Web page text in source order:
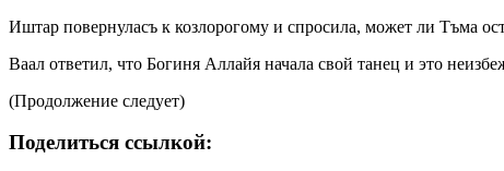
Иштар повернуласъ к козлорогому и спросила, может ли Тъма
Ваал ответил, что Богиня Аллайя начала свой танец и это
(Продолжение следует)
Поделиться ссылкой: